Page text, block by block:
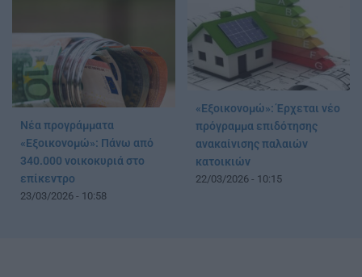
Νέα προγράμματα
«Εξοικονομώ»: Πάνω από
340.000 νοικοκυριά στο
επίκεντρο
23/03/2026 - 10:58
«Εξοικονομώ»: Έρχεται νέο
πρόγραμμα επιδότησης
ανακαίνισης παλαιών
κατοικιών
22/03/2026 - 10:15